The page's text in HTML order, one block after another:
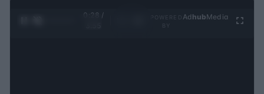
0:29 /
Ad hubMedia